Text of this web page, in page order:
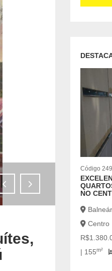
Venda -
Código
NO
Centro
| 155m²